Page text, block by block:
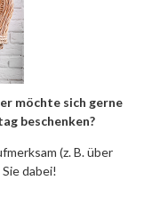
möchte sich gerne
beschenken?
(z. B. über
dabei!